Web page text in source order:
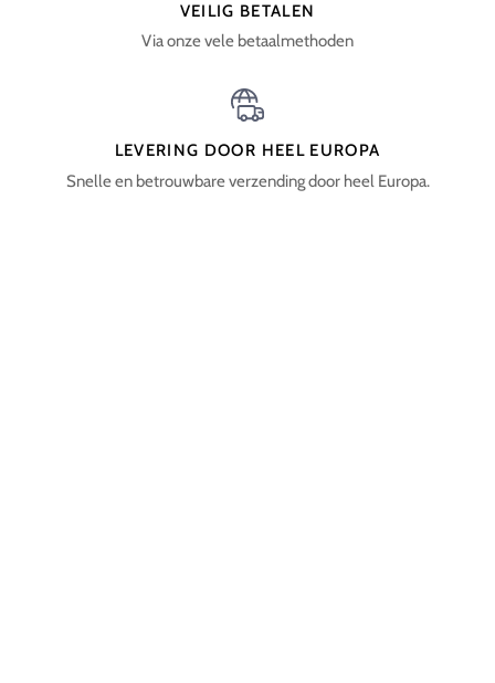
VEILIG BETALEN
Via onze vele betaalmethoden
LEVERING DOOR HEEL EUROPA
Snelle en betrouwbare verzending door heel Europa.